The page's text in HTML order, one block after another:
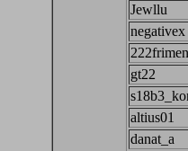
Jewllu
negativex
gt22
altius01
danat_a